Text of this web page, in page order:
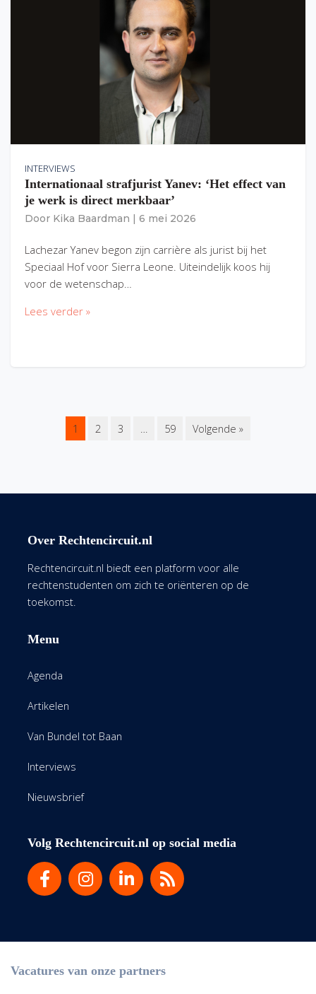
INTERVIEWS
Internationaal strafjurist Yanev: ‘Het effect van
je werk is direct merkbaar’
Door Kika Baardman 6 mei 2026
Lachezar Yanev begon zijn carrière als jurist bij het
Speciaal Hof voor Sierra Leone. Uiteindelijk koos hij
voor de wetenschap…
Lees verder »
1 2 3 … 59 Volgende »
Over Rechtencircuit.nl
Rechtencircuit.nl biedt een platform voor alle
rechtenstudenten om zich te oriënteren op de
toekomst.
Menu
Agenda
Artikelen
Van Bundel tot Baan
Interviews
Nieuwsbrief
Volg Rechtencircuit.nl op social media
Vacatures van onze partners